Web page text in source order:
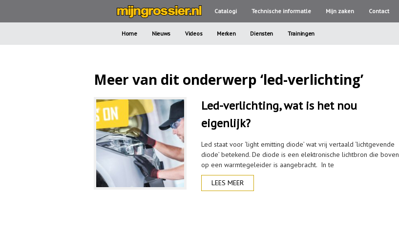
Catalogi Technische informatle Mijn zaken Contact
Home Nieuws Videos Merken Diensten Trainingen
Meer van dit onderwerp ‘led-verlichting’
Led-verlichting, wat is het nou
eigenlijk?
Led staat voor ‘light emitting diode’ wat vrij vertaald ‘lichtgevende
diode’ betekend. De diode is een elektronische lichtbron die boven
op een warmtegeleider is aangebracht. In te
LEES MEER